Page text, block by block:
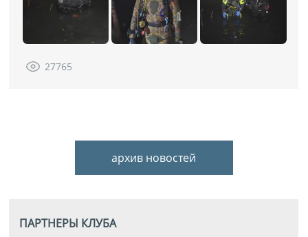
27765
архив новостей
ПАРТНЕРЫ КЛУБА